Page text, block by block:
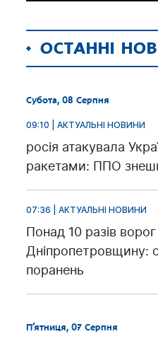
ОСТАННІ
Субота, 08 Серпня
09:10 | АКТУАЛЬНІ НОВИНИ
росія атакувала
ракетами: ППО
07:36 | АКТУАЛЬНІ НОВИНИ
Понад 10 разів
Дніпропетровщину:
поранень
П’ятниця, 07 Серпня